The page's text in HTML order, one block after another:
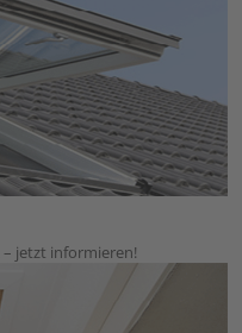
jetzt informieren!